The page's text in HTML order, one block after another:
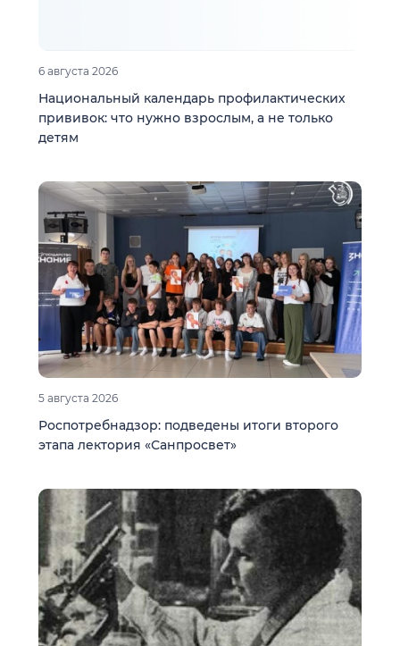
6 августа 2026
Национальный календарь профилактических
прививок: что нужно взрослым, а не только
детям
5 августа 2026
Роспотребнадзор: подведены итоги второго
этапа лектория «Санпросвет»